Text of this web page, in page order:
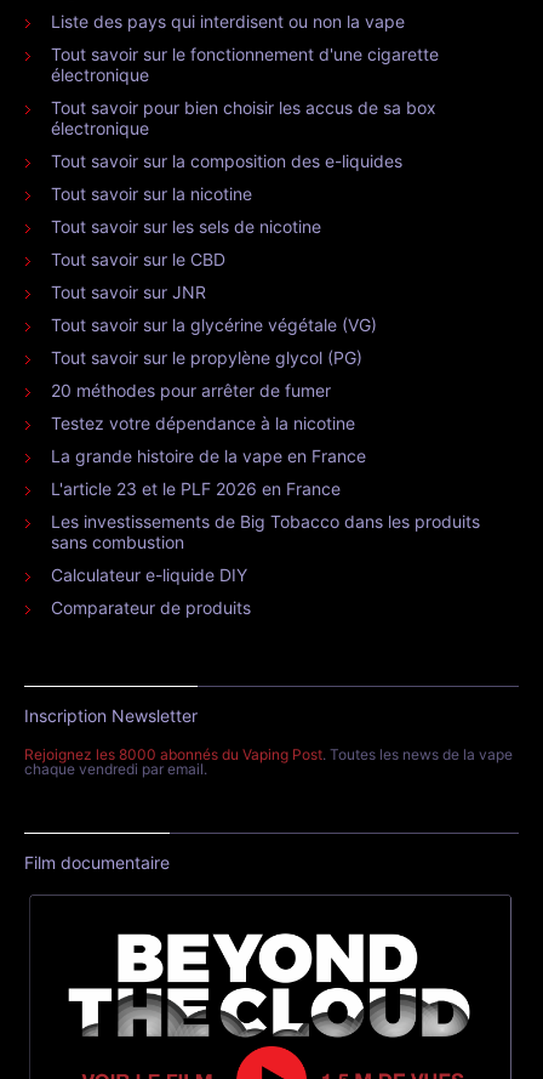
Liste des pays qui interdisent ou non la vape
Tout savoir sur le fonctionnement d'une cigarette
électronique
Tout savoir pour bien choisir les accus de sa box
électronique
Tout savoir sur la composition des e-liquides
Tout savoir sur la nicotine
Tout savoir sur les sels de nicotine
Tout savoir sur le CBD
Tout savoir sur JNR
Tout savoir sur la glycérine végétale (VG)
Tout savoir sur le propylène glycol (PG)
20 méthodes pour arrêter de fumer
Testez votre dépendance à la nicotine
La grande histoire de la vape en France
L'article 23 et le PLF 2026 en France
Les investissements de Big Tobacco dans les produits
sans combustion
Calculateur e-liquide DIY
Comparateur de produits
Inscription Newsletter
Rejoignez les 8000 abonnés du Vaping Post. Toutes les news de la vape
chaque vendredi par email.
Film documentaire